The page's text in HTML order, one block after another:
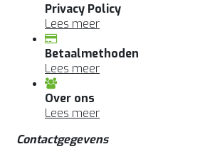
Privacy Policy
Lees meer
Betaalmethoden
Lees meer
Over ons
Lees meer
Contactgegevens